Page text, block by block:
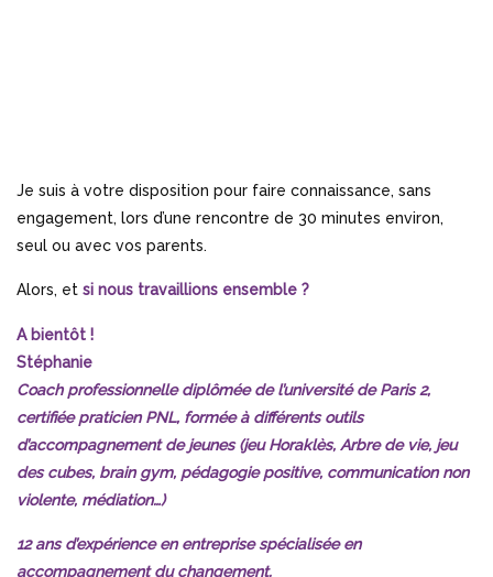
12 ans d’expérience en entreprise spécialisée en
accompagnement du changement.
Membre de la Fédération Internationale de Coaching, et de la
ANTONY – 92